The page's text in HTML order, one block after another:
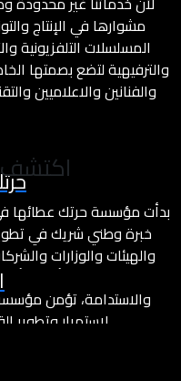
مشوارها في الإنتاج
المسلسلات التلفزيونية
والترفيهية لتضع بصمتها
والفنانين والاعلاميين
بدأت مؤسسة حرتك عطائها في
خبرة وطني شريك في
والهيئات والوزارات
مشاريع درامية وأفلام
والاستدامة، تؤمن
لاستمرار وتطوير
اكتشف